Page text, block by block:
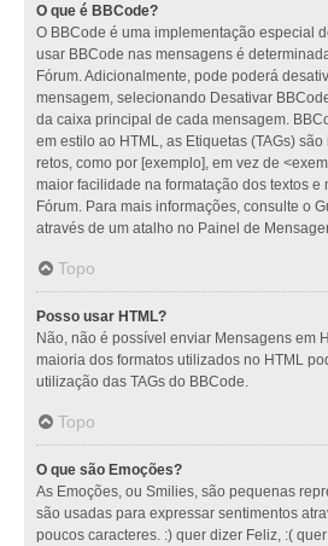
O que é BBCode?
O BBCode é uma implementação especial
usar BBCode nas mensagens é
Fórum. Adicionalmente, pode poderá
mensagem, selecionando Desativar
da caixa principal de cada mensagem.
em estilo ao HTML, as Etiquetas (TAGs)
retos, como por [exemplo], em vez de
maior facilidade na formatação dos textos e
Fórum. Para mais informações, consulte o
através de um atalho no Painel de
Topo
Posso usar HTML?
Não, não é possível enviar Mensagens em
maioria dos formatos utilizados no HTML
utilização das TAGs do BBCode.
Topo
O que são Emoções?
As Emoções, ou Smilies, são pequenas
são usadas para expressar sentimentos
poucos caracteres. :) quer dizer Feliz, :(